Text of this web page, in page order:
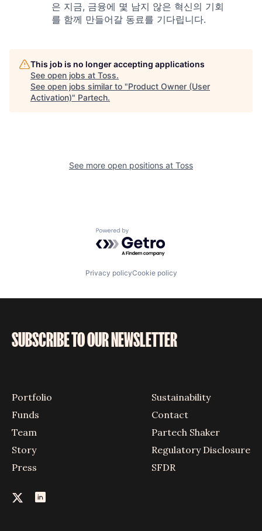
은 지금, 금융에 몇 남지 않은 혁신의 기회
를 함께 만들어갈 동료를 기다립니다.
This job is no longer accepting applications
See open jobs at Toss.
See open jobs similar to "Product Owner (User
Activation)" Partech.
See more open positions at Toss
Powered by Getro.com
Privacy policyCookie policy
SUBSCRIBE TO OUR NEWSLETTER
Portfolio
Funds
Team
Story
Press
Sustainability
Contact
Partech Shaker
Regulatory Disclosure
SFDR